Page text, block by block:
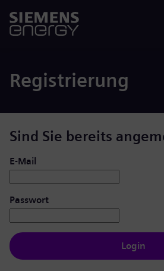
Registrierung
Sind Sie bereits
Login: Benutzer und Passwort
E-Mail
Passwort
Login